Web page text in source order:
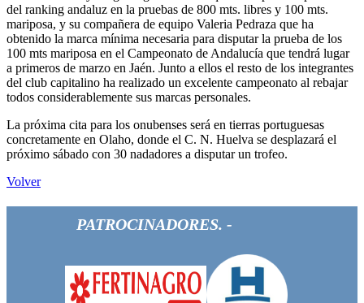
del ranking andaluz en la pruebas de 800 mts. libres y 100 mts.
mariposa, y su compañera de equipo Valeria Pedraza que ha
obtenido la marca mínima necesaria para disputar la prueba de los
100 mts mariposa en el Campeonato de Andalucía que tendrá lugar
a primeros de marzo en Jaén. Junto a ellos el resto de los integrantes
del club capitalino ha realizado un excelente campeonato al rebajar
todos considerablemente sus marcas personales.
La próxima cita para los onubenses será en tierras portuguesas
concretamente en Olaho, donde el C. N. Huelva se desplazará el
próximo sábado con 30 nadadores a disputar un trofeo.
Volver
PATROCINADORES. -